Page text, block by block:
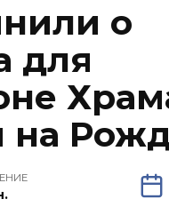
о
для
на